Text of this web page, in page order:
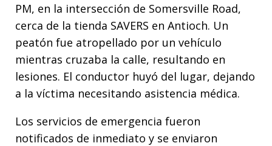
PM, en la intersección de Somersville Road,
cerca de la tienda SAVERS en Antioch. Un
peatón fue atropellado por un vehículo
mientras cruzaba la calle, resultando en
lesiones. El conductor huyó del lugar, dejando
a la víctima necesitando asistencia médica.
Los servicios de emergencia fueron
notificados de inmediato y se enviaron